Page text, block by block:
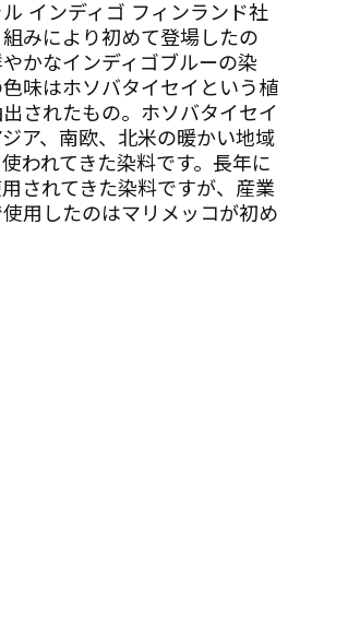
インディゴ フィンランド社
みにより初めて登場したの
かなインディゴブルーの染
味はホソバタイセイという植
されたもの。ホソバタイセイ
ア、南欧、北米の暖かい地域
われてきた染料です。長年に
されてきた染料ですが、産業
使用したのはマリメッコが初め